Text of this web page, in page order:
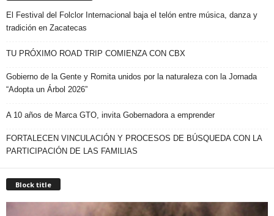
El Festival del Folclor Internacional baja el telón entre música, danza y
tradición en Zacatecas
TU PRÓXIMO ROAD TRIP COMIENZA CON CBX
Gobierno de la Gente y Romita unidos por la naturaleza con la Jornada
“Adopta un Árbol 2026”
A 10 años de Marca GTO, invita Gobernadora a emprender
FORTALECEN VINCULACIÓN Y PROCESOS DE BÚSQUEDA CON LA
PARTICIPACIÓN DE LAS FAMILIAS
Block title